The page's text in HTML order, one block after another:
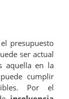
presupuesto
ser actual
aquella en la
cumplir
Por el